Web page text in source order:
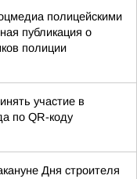
полицейскими
публикация о
полиции
участие в
по QR-коду
Дня строителя